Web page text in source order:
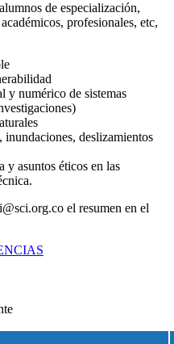
de especialización,
profesionales, etc,
y numérico de sistemas
deslizamientos
y asuntos éticos en las
el resumen en el